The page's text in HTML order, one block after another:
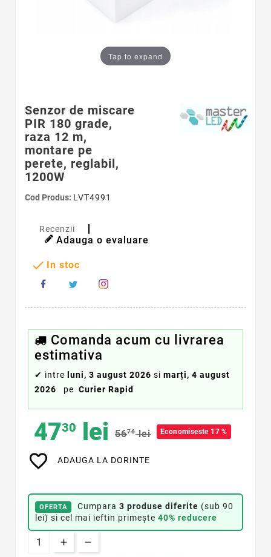
Tap to expand
Senzor de miscare
PIR 180 grade,
raza 12 m,
montare pe
perete, reglabil,
1200W
Cod Produs: LVT4991
Recenzii
Adauga o evaluare
 In stoc
Comanda acum cu livrarea
estimativa
✔ intre luni, 3 august 2026 si marți, 4 august
2026
pe Curier Rapid
4730 lei 5676 lei Economiseste 17 %
favorite_border ADAUGA LA DORINTE
OFERTA Cumpara 3 produse diferite (sub 90
lei) si cel mai ieftin primește 40% reducere